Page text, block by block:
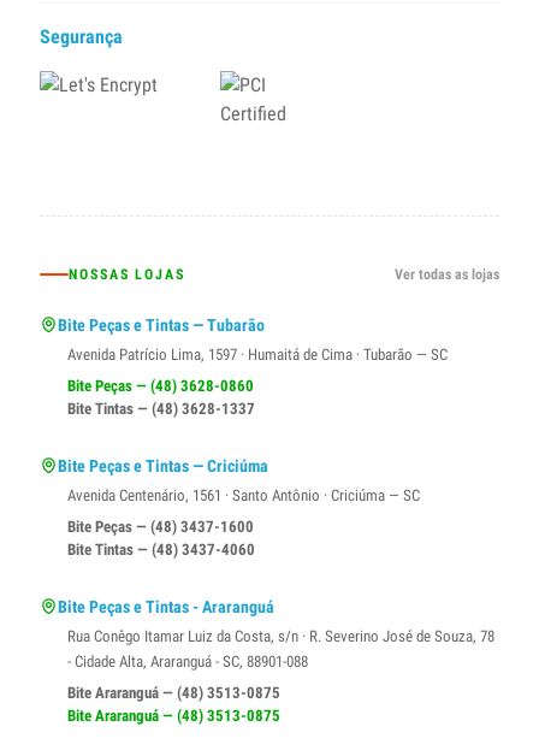
Segurança
NOSSAS LOJAS Ver todas as lojas
Bite Peças e Tintas — Tubarão
Avenida Patrício Lima, 1597 · Humaitá de Cima · Tubarão — SC
Bite Peças — (48) 3628-0860
Bite Tintas — (48) 3628-1337
Bite Peças e Tintas — Criciúma
Avenida Centenário, 1561 · Santo Antônio · Criciúma — SC
Bite Peças — (48) 3437-1600
Bite Tintas — (48) 3437-4060
Bite Peças e Tintas - Araranguá
Rua Conêgo Itamar Luiz da Costa, s/n · R. Severino José de Souza, 78
- Cidade Alta, Araranguá - SC, 88901-088
Bite Araranguá — (48) 3513-0875
Bite Araranguá — (48) 3513-0875